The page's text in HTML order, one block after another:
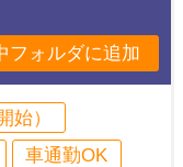
フォルダに追加
始）
車通勤OK